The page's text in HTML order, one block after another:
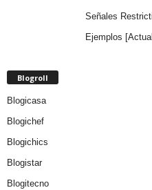
Señales
Ejemplos
Blogroll
Blogicasa
Blogichef
Blogichics
Blogistar
Blogitecno